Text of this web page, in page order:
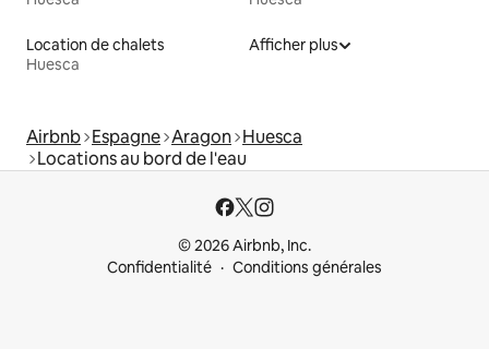
Location de chalets
Huesca
Afficher plus
Airbnb Espagne Aragon Huesca
Locations au bord de l'eau
© 2026 Airbnb, Inc.
Confidentialité
Conditions générales